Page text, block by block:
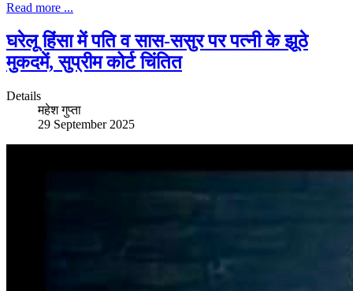
Read more ...
घरेलू हिंसा में पति व सास-ससुर पर पत्नी के झूठे
मुकदमें, सुप्रीम कोर्ट चिंतित
Details
महेश गुप्ता
29 September 2025